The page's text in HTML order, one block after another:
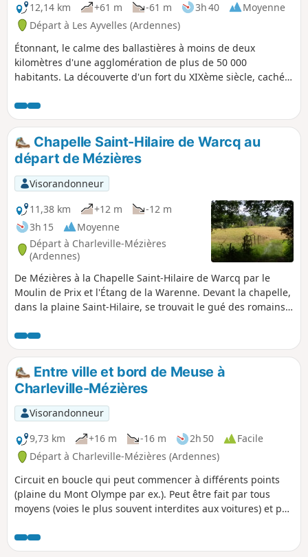
12,14 km
+61 m -61 m 3h 40
Moyenne
Départ à Les Ayvelles (Ardennes)
Étonnant, le calme des ballastières à moins de deux
kilomètres d'une agglomération de plus de 50 000
habitants. La découverte d'un fort du XIXème siècle, caché
Chapelle Saint-Hilaire de Warcq au
départ de Mézières
Visorandonneur
11,38 km
+12 m
-12 m
3h 15
Moyenne
Départ à Charleville-Mézières
(Ardennes)
De Mézières à la Chapelle Saint-Hilaire de Warcq par le
Moulin de Prix et l'Étang de la Warenne. Devant la chapelle,
dans la plaine Saint-Hilaire, se trouvait le gué des romains
Ardennaises, 04/2020), Cette boucle de 11,5 km, facile et
avec une orientation facile, visite le Moulin de Prix-les
Mézières, la Tour de l’Eau à Warcq et l'Étang de la Warenne.
Entre ville et bord de Meuse à
Charleville-Mézières
Visorandonneur
9,73 km
+16 m -16 m 2h 50
Facile
Départ à Charleville-Mézières (Ardennes)
Circuit en boucle qui peut commencer à différents points
(plaine du Mont Olympe par ex.). Peut être fait par tous
moyens (voies le plus souvent interdites aux voitures) et par
avec des enfants (faible dénivelé) et offre des aires de
pique-nique à plusieurs endroits. L'orientation est facile.